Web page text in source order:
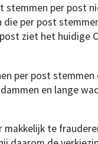
stemmen per post
per post
ziet het huidige
per post stemmen
en lange
makkelijk te